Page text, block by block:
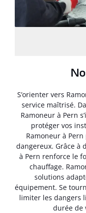
S’orienter vers
service maîtrisé.
Ramoneur à Pern
protéger vos
Ramoneur à
dangereux. Grâce à
à Pern renforce le
chauffage.
solutions
équipement. Se
limiter les dangers
durée de